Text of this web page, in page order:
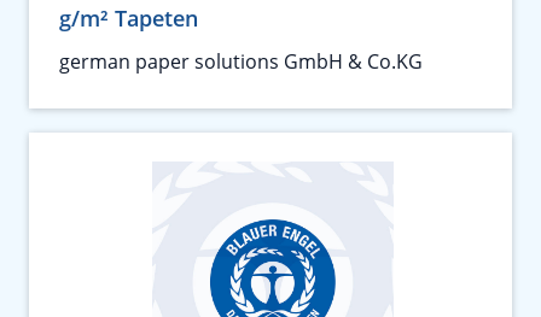
g/m² Tapeten
german paper solutions GmbH & Co.KG